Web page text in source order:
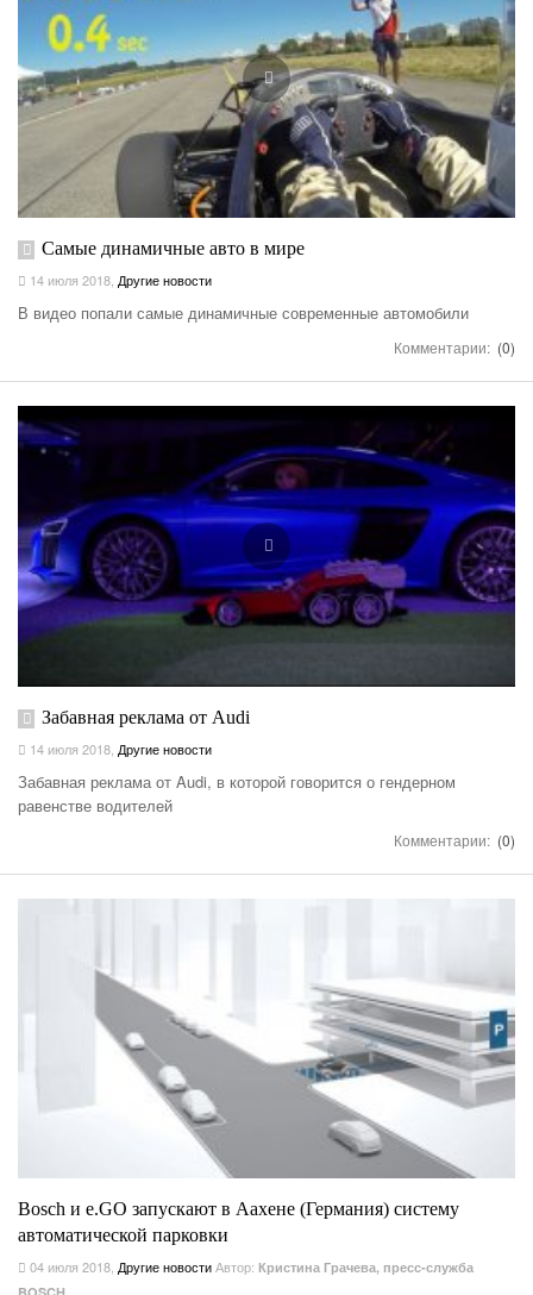
Самые динамичные авто в мире
14 июля 2018, Другие новости
В видео попали самые динамичные современные автомобили
Комментарии: (0)
Забавная реклама от Audi
14 июля 2018 Другие новости
Забавная реклама от Audi, в которой говорится о гендерном
равенстве водителей
Комментарии: (0)
Bosch и e.GO запускают в Аахене (Германия) систему
автоматической парковки
04 июля 2018, Другие новостиАвтор: Кристина Грачева, пресс-служба